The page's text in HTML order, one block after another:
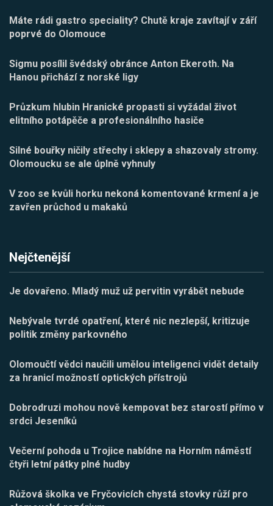
Máte rádi gastro speciality? Chutě kraje zavítají v září
poprvé do Olomouce
Sigmu posílil švédský obránce Anton Ekeroth. Na
Hanou přichází z norské ligy
Průzkum hlubin Hranické propasti si vyžádal život
elitního potápěče a profesionálního hasiče
Silné bouřky ničily střechy i sklepy a shazovaly stromy.
Olomoucku se ale úplně vyhnuly
V zoo se kvůli horku nekoná komentované krmení a je
zavřen průchod u makaků
Nejčtenější
Je dovařeno. Mladý muž už pervitin vyrábět nebude
Nebývale tvrdé opatření, které nic nezlepší, kritizuje
politik změny parkovného
Olomoučtí vědci naučili umělou inteligenci vidět detaily
za hranicí možností optických přístrojů
Dobrodruzi mohou nově kempovat bez starostí přímo v
srdci Jeseníků
Večerní pohoda u Trojice nabídne na Horním náměstí
čtyři letní pátky plné hudby
Růžová školka ve Fryčovicích chystá stovky růží pro